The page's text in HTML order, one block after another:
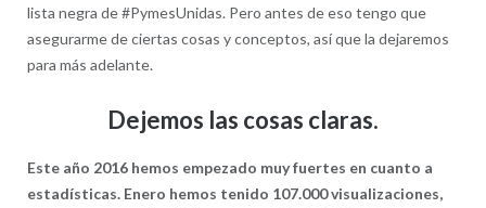
lista negra de #PymesUnidas. Pero antes de eso tengo que
asegurarme de ciertas cosas y conceptos, así que la dejaremos
para más adelante.
Dejemos las cosas claras.
Este año 2016 hemos empezado muy fuertes en cuanto a
estadísticas. Enero hemos tenido 107.000 visualizaciones,